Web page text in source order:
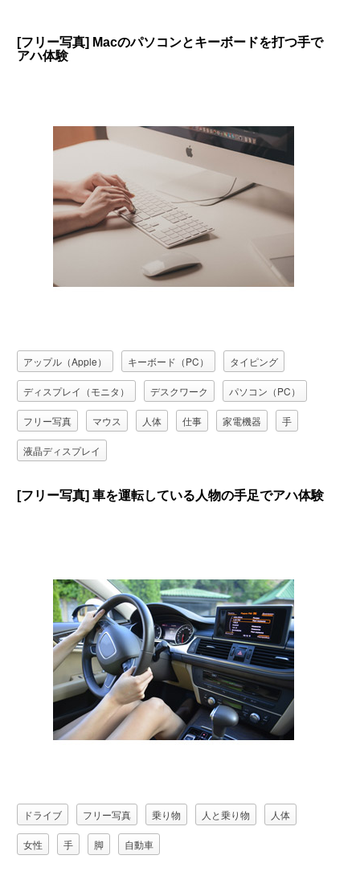
[フリー写真] Macのパソコンとキーボードを打つ手で
アハ体験
アップル（Apple） キーボード（PC） タイピング
ディスプレイ（モニタ） デスクワーク パソコン（PC）
フリー写真 マウス 人体 仕事 家電機器 手
液晶ディスプレイ
[フリー写真] 車を運転している人物の手足でアハ体験
ドライブ フリー写真 乗り物 人と乗り物 人体
女性 手 脚 自動車